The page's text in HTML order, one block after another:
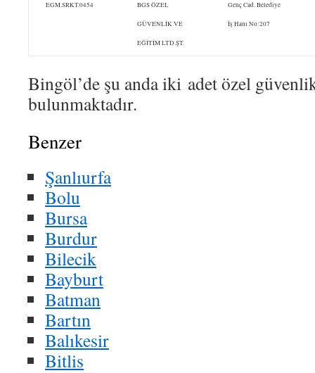
EGM.SRKT.0454 BGS ÖZEL
GÜVENLİK VE
EĞİTİM LTD.ŞT.
Genç Cad. Belediye
İş Hanı No:207
Bingöl’de şu anda iki adet özel
bulunmaktadır.
Benzer
Şanlıurfa
Bolu
Bursa
Burdur
Bilecik
Bayburt
Batman
Bartın
Balıkesir
Bitlis